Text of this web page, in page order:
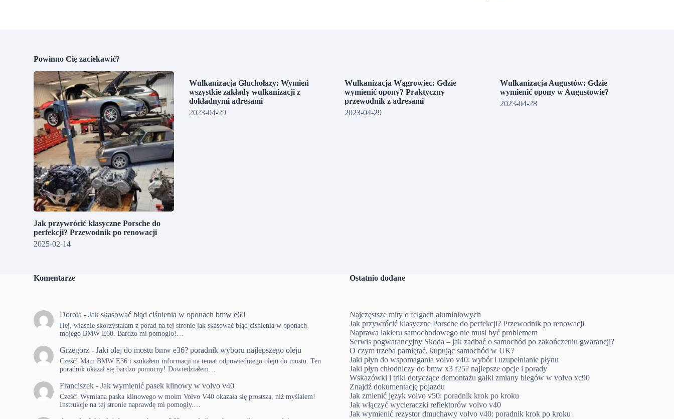
Powinno Cię zaciekawić?
Jak przywrócić klasyczne Porsche do
perfekcji? Przewodnik po renowacji
2025-02-14
Wulkanizacja Głuchołazy: Wymień
wszystkie zakłady wulkanizacji z
dokładnymi adresami
2023-04-29
Wulkanizacja Wągrowiec: Gdzie
wymienić opony? Praktyczny
przewodnik z adresami
2023-04-29
Wulkanizacja Augustów: Gdzie
wymienić opony w Augustowie?
2023-04-28
Komentarze
Dorota -Jak skasować błąd ciśnienia w oponach bmw e60
Hej, właśnie skorzystałam z porad na tej stronie jak skasować błąd ciśnienia w oponach
mojego BMW E60. Bardzo mi pomogło!…
Grzegorz -Jaki olej do mostu bmw e36? poradnik wyboru najlepszego oleju
Cześć! Mam BMW E36 i szukałem informacji na temat odpowiedniego oleju do mostu. Ten
poradnik okazał się bardzo pomocny! Dowiedziałem…
Franciszek -Jak wymienić pasek klinowy w volvo v40
Cześć! Wymiana paska klinowego w moim Volvo V40 okazała się prostsza, niż myślałem!
Instrukcje na tej stronie naprawdę mi pomogły.…
Ostatnio dodane
Najczęstsze mity o felgach aluminiowych
Jak przywrócić klasyczne Porsche do perfekcji? Przewodnik po renowacji
Naprawa lakieru samochodowego nie musi być problemem
Serwis pogwarancyjny Skoda – jak zadbać o samochód po zakończeniu gwarancji?
O czym trzeba pamiętać, kupując samochód w UK?
Jaki płyn do wspomagania volvo v40: wybór i uzupełnianie płynu
Jaki płyn chłodniczy do bmw x3 f25? najlepsze opcje i porady
Wskazówki i triki dotyczące demontażu gałki zmiany biegów w volvo xc90
Znajdź dokumentację pojazdu
Jak zmienić język volvo v50: poradnik krok po kroku
Jak włączyć wycieraczki reflektorów volvo v40
Jak wymienić rezystor dmuchawy volvo v40: poradnik krok po kroku